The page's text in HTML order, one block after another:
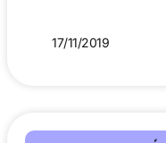
17/11/2019